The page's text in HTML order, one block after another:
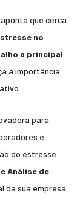
aponta que cerca
no
a principal
a importância
para
e
do estresse.
Análise de
da sua empresa.